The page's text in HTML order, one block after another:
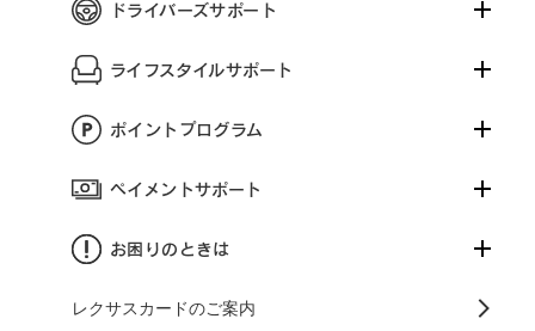
ドライバーズサポート
ライフスタイルサポート
ポイントプログラム
ペイメントサポート
お困りのときは
レクサスカードのご案内